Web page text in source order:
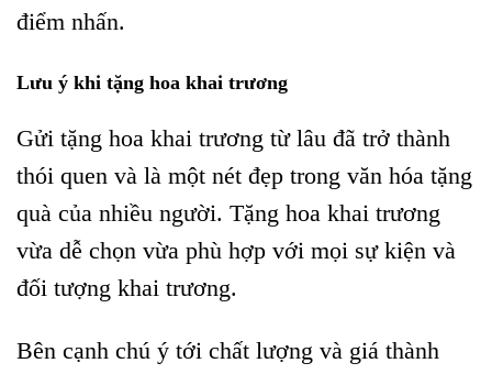
điểm nhấn.
Lưu ý khi tặng hoa khai trương
Gửi tặng hoa khai trương từ lâu đã trở thành
thói quen và là một nét đẹp trong văn hóa tặng
quà của nhiều người. Tặng hoa khai trương
vừa dễ chọn vừa phù hợp với mọi sự kiện và
đối tượng khai trương.
Bên cạnh chú ý tới chất lượng và giá thành